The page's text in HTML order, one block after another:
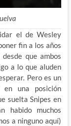
el de Wesley
fin a los años
que ambos
a lo que aluden
Pero es un
una posición
suelta Snipes en
habido muchos
a ninguno aquí)